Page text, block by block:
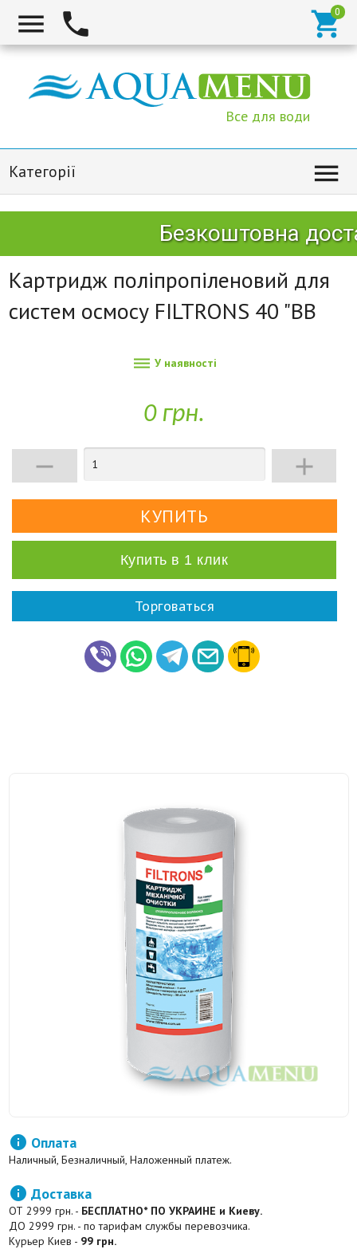
  
Все для води
Категорії 
Безкоштовна
Картридж поліпропіленовий для
систем осмосу FILTRONS 40 "BB
 У наявності
0 грн.
 
Купить в 1 клик
Торговаться
 Оплата
Наличный, Безналичный, Наложенный платеж.
 Доставка
ОТ 2999 грн. - БЕСПЛАТНО* ПО УКРАИНЕ и Киеву.
ДО 2999 грн. - по тарифам службы перевозчика.
Курьер Киев - 99 грн.